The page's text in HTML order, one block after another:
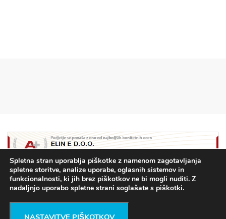
Spletna stran uporablja piškotke z namenom zagotavljanja
spletne storitve, analize uporabe, oglasnih sistemov in
funkcionalnosti, ki jih brez piškotkov ne bi mogli nuditi. Z
nadaljnjo uporabo spletne strani soglašate s piškotki.
NASTAVITVE PIŠKOTKOV